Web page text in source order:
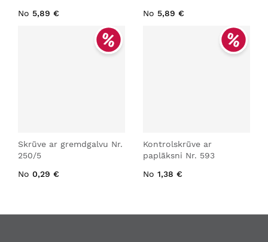
No 5,89 €
No 5,89 €
Skrūve ar gremdgalvu Nr.
250/5
No 0,29 €
Kontrolskrūve ar
paplāksni Nr. 593
No 1,38 €